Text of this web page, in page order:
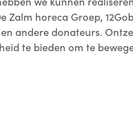
Zalm horeca Groep,
andere donateurs.
te bieden om te